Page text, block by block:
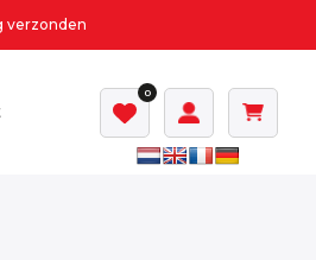
verzonden
0